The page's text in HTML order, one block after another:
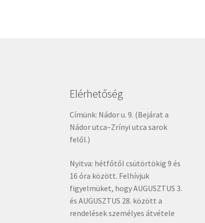
Elérhetőség
Címünk: Nádor u. 9. (Bejárat a
Nádor utca–Zrínyi utca sarok
felől.)
Nyitva: hétfőtől csütörtökig 9 és
16 óra között. Felhívjuk
figyelmüket, hogy AUGUSZTUS 3.
és AUGUSZTUS 28. között a
rendelések személyes átvétele